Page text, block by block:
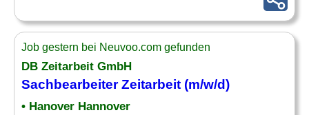
Job gestern bei Neuvoo.com gefunden
DB Zeitarbeit GmbH
Sachbearbeiter Zeitarbeit (m/w/d)
• Hanover Hannover